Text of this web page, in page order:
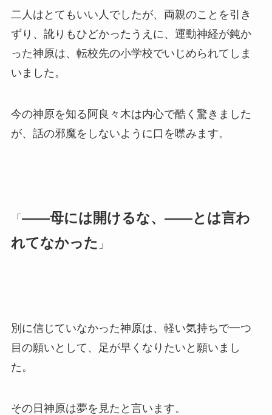
二人はとてもいい人でしたが、両親のことを引き
ずり、訛りもひどかったうえに、運動神経が鈍か
った神原は、転校先の小学校でいじめられてしま
いました。
今の神原を知る阿良々木は内心で酷く驚きました
が、話の邪魔をしないように口を噤みます。
「 ――母には開けるな、――とは言わ
れてなかった 」
別に信じていなかった神原は、軽い気持ちで一つ
目の願いとして、足が早くなりたいと願いまし
た。
その日神原は夢を見たと言います。